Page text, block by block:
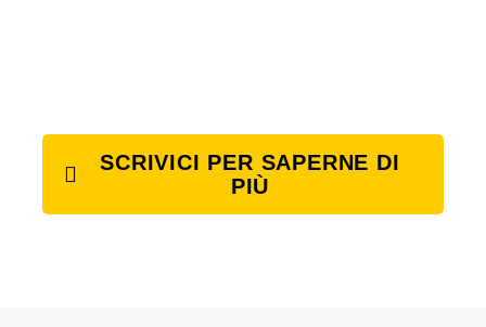
SCRIVICI PER SAPERNE DI
PIÙ